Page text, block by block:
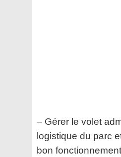
– Gérer le volet
logistique du parc
bon fonctionnement